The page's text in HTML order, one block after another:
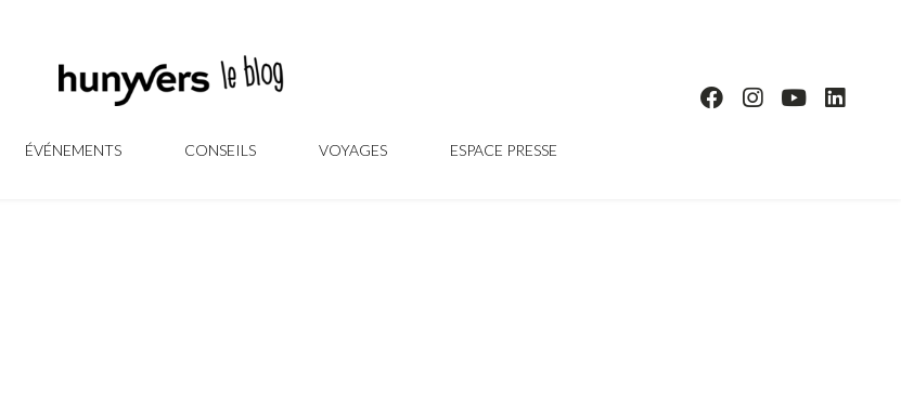
ÉVÉNEMENTS CONSEILS VOYAGES ESPACE PRESSE